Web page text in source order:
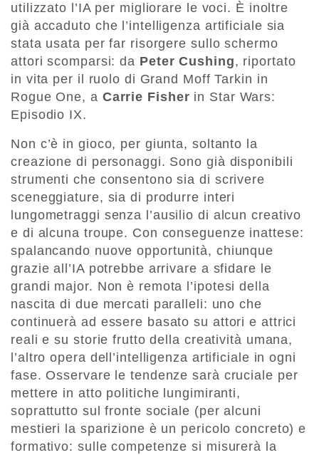
utilizzato l’IA per migliorare le voci. È inoltre
già accaduto che l’intelligenza artificiale sia
stata usata per far risorgere sullo schermo
attori scomparsi: da Peter Cushing, riportato
in vita per il ruolo di Grand Moff Tarkin in
Rogue One, a Carrie Fisher in Star Wars:
Episodio IX.
Non c’è in gioco, per giunta, soltanto la
creazione di personaggi. Sono già disponibili
strumenti che consentono sia di scrivere
sceneggiature, sia di produrre interi
lungometraggi senza l’ausilio di alcun creativo
e di alcuna troupe. Con conseguenze inattese:
spalancando nuove opportunità, chiunque
grazie all’IA potrebbe arrivare a sfidare le
grandi major. Non è remota l’ipotesi della
nascita di due mercati paralleli: uno che
continuerà ad essere basato su attori e attrici
reali e su storie frutto della creatività umana,
l’altro opera dell’intelligenza artificiale in ogni
fase. Osservare le tendenze sarà cruciale per
mettere in atto politiche lungimiranti,
soprattutto sul fronte sociale (per alcuni
mestieri la sparizione è un pericolo concreto) e
formativo: sulle competenze si misurerà la